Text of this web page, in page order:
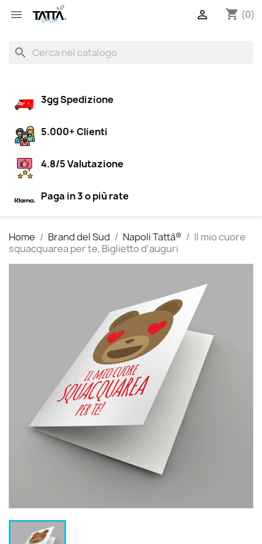
 shopping_cart (0)

search
3gg Spedizione
5.000+ Clienti
4.8/5 Valutazione
Paga in 3 o più rate
Home Brand del Sud Napoli Tattà®
Il mio cuore
squacquarea per te, Biglietto d'auguri